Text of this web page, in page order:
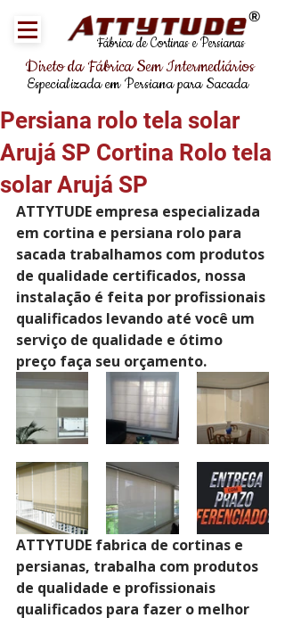
Fábrica de Cortinas e Persianas
®
Direto da Fábrica Sem Intermediários
Especializada em Persiana para Sacada
Persiana rolo tela solar
Arujá SP Cortina Rolo tela
solar Arujá SP
ATTYTUDE empresa especializada
em cortina e persiana rolo para
sacada trabalhamos com produtos
de qualidade certificados, nossa
instalação é feita por profissionais
qualificados levando até você um
serviço de qualidade e ótimo
preço faça seu orçamento.
ATTYTUDE fabrica de cortinas e
persianas, trabalha com produtos
de qualidade e profissionais
qualificados para fazer o melhor